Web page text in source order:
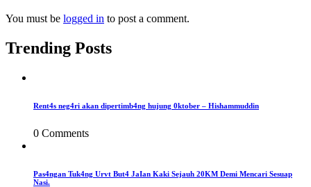
You must be logged in to post a comment.
Trending Posts
Rent4s neg4ri akan dipertimb4ng hujung 0ktober – Hishammuddin
0 Comments
Pas4ngan Tuk4ng Urvt But4 JaIan Kaki Sejauh 20KM Demi Mencari Sesuap
Nasi.